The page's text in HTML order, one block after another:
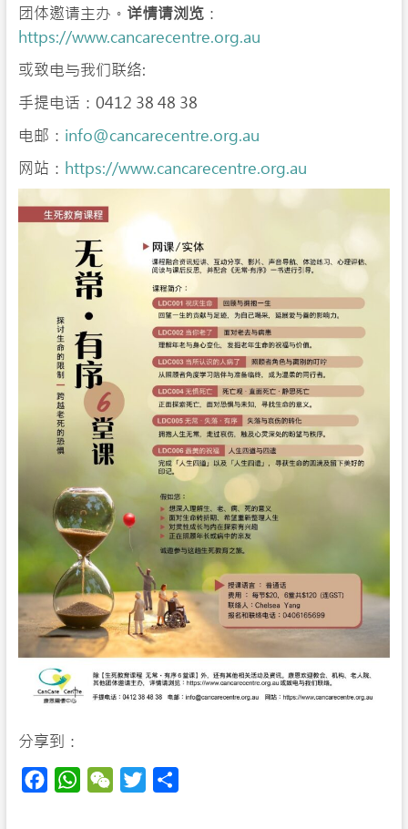
团体邀请主办。 详情请浏览：
https://www.cancarecentre.org.au
或致电与我们联络:
手提电话：0412 38 48 38
电邮： info@cancarecentre.org.au
网站： https://www.cancarecentre.org.au
分享到：
W
W